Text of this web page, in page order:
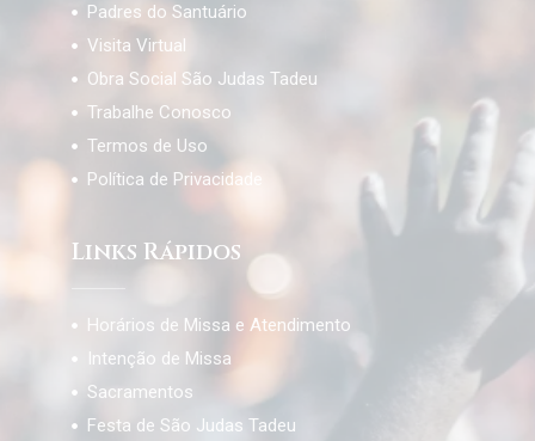
Padres do Santuário
Visita Virtual
Obra Social São Judas Tadeu
Trabalhe Conosco
Termos de Uso
Política de Privacidade
Links Rápidos
Horários de Missa e Atendimento
Intenção de Missa
Sacramentos
Festa de São Judas Tadeu